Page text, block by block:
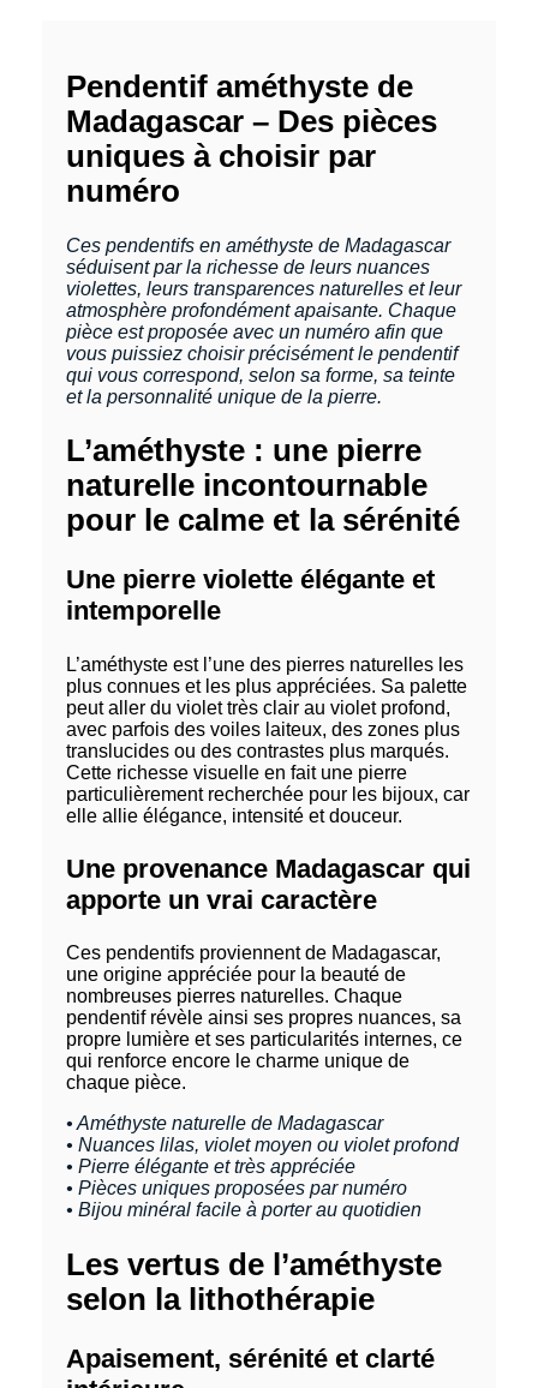
Pendentif améthyste de
Madagascar – Des pièces
uniques à choisir par
numéro
Ces pendentifs en améthyste de Madagascar
séduisent par la richesse de leurs nuances
violettes, leurs transparences naturelles et leur
atmosphère profondément apaisante. Chaque
pièce est proposée avec un numéro afin que
vous puissiez choisir précisément le pendentif
qui vous correspond, selon sa forme, sa teinte
et la personnalité unique de la pierre.
L’améthyste : une pierre
naturelle incontournable
pour le calme et la sérénité
Une pierre violette élégante et
intemporelle
L’améthyste est l’une des pierres naturelles les
plus connues et les plus appréciées. Sa palette
peut aller du violet très clair au violet profond,
avec parfois des voiles laiteux, des zones plus
translucides ou des contrastes plus marqués.
Cette richesse visuelle en fait une pierre
particulièrement recherchée pour les bijoux, car
elle allie élégance, intensité et douceur.
Une provenance Madagascar qui
apporte un vrai caractère
Ces pendentifs proviennent de Madagascar,
une origine appréciée pour la beauté de
nombreuses pierres naturelles. Chaque
pendentif révèle ainsi ses propres nuances, sa
propre lumière et ses particularités internes, ce
qui renforce encore le charme unique de
chaque pièce.
• Améthyste naturelle de Madagascar
• Nuances lilas, violet moyen ou violet profond
• Pierre élégante et très appréciée
• Pièces uniques proposées par numéro
• Bijou minéral facile à porter au quotidien
Les vertus de l’améthyste
selon la lithothérapie
Apaisement, sérénité et clarté